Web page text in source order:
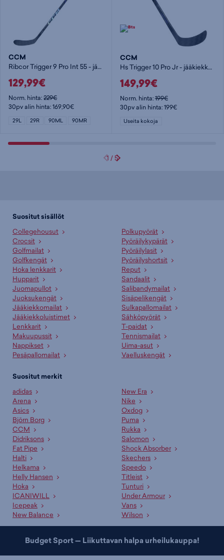
CCM
Ribcor Trigger 9 Pro Int 55 - jääkiekkomaila
129,99€
Norm. hinta:229€
30pv alin hinta: 169,90€
29L 29R 90ML 90MR
CCM
Hs Trigger 10 Pro Jr - jääkiekkomaila
149,99€
Norm. hinta:199€
30pv alin hinta: 199€
Useita kokoja
1 /5
Suositut sisällöt
Collegehousut
Crocsit
Golfmailat
Golfkengät
Hoka lenkkarit
Hupparit
Juomapullot
Juoksukengät
Jääkiekkomailat
Jääkiekkoluistimet
Lenkkarit
Makuupussit
Nappikset
Pesäpallomailat
Polkupyörät
Pyöräilykypärät
Pyöräilylasit
Pyöräilyshortsit
Reput
Sandaalit
Salibandymailat
Sisäpelikengät
Sulkapallomailat
Sähköpyörät
T-paidat
Tennismailat
Uima-asut
Vaelluskengät
Suositut merkit
adidas
Arena
Asics
Björn Borg
CCM
Didriksons
Fat Pipe
Halti
Helkama
Helly Hansen
Hoka
ICANIWILL
Icepeak
New Balance
New Era
Nike
Oxdog
Puma
Rukka
Salomon
Shock Absorber
Skechers
Speedo
Titleist
Tunturi
Under Armour
Vans
Wilson
Budget Sport — Liikuttavan halpa urheilukauppa!